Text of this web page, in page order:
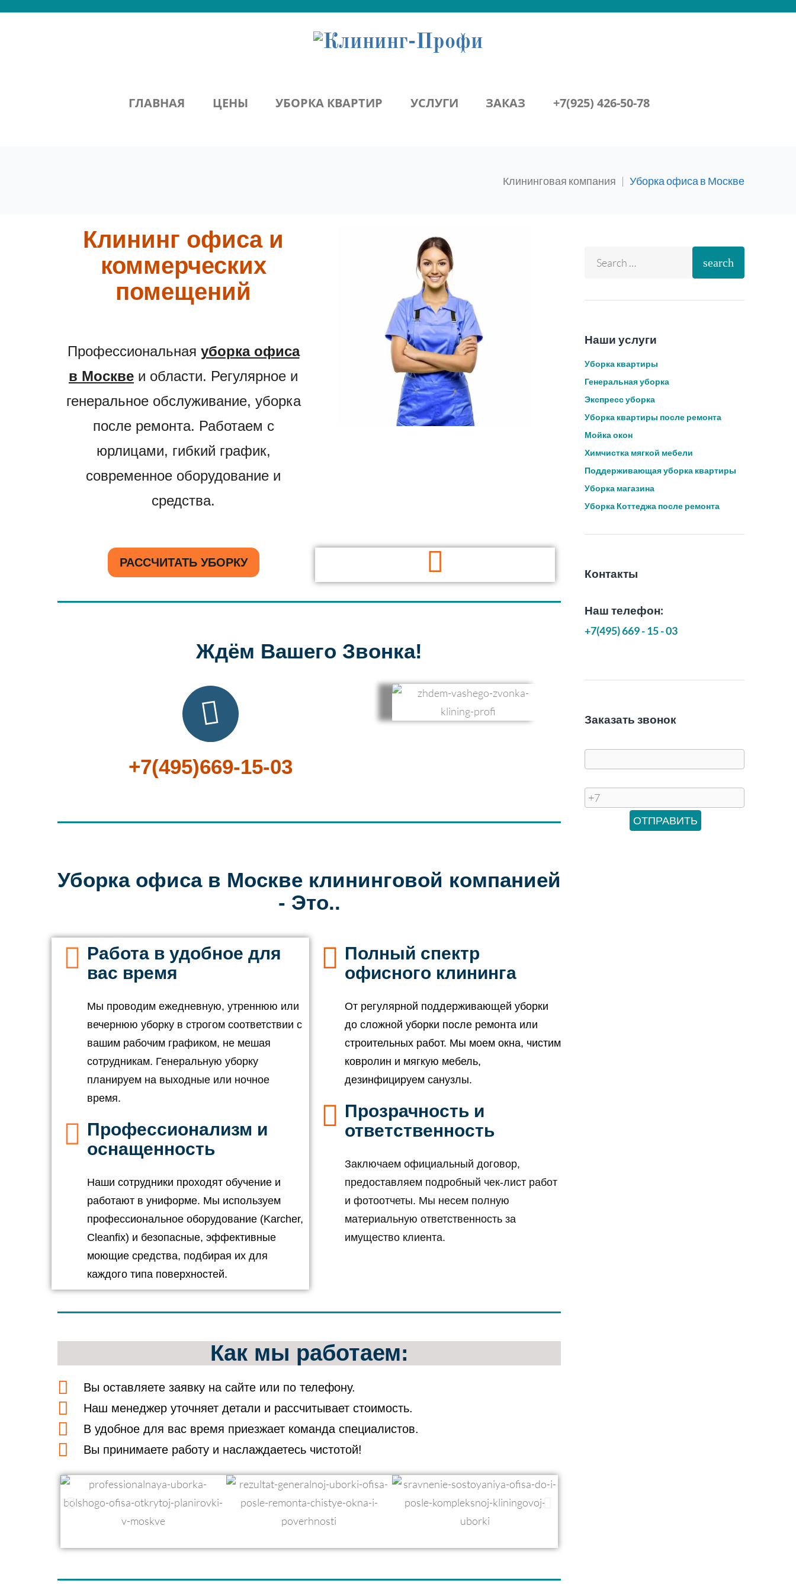
ГЛАВНАЯ ЦЕНЫ УБОРКА КВАРТИР УСЛУГИ ЗАКАЗ +7(925) 426-50-78
Клининговая компания | Уборка офиса в Москве
Клининг офиса и
коммерческих
помещений
Профессиональная уборка офиса
в Москве и области. Регулярное и
генеральное обслуживание, уборка
после ремонта. Работаем с
юрлицами, гибкий график,
современное оборудование и
средства.
РАССЧИТАТЬ УБОРКУ
Ждём Вашего Звонка!
+7(495)669-15-03
Уборка офиса в Москве клининговой компанией
- Это..
Работа в удобное для
вас время
Мы проводим ежедневную, утреннюю или
вечернюю уборку в строгом соответствии с
вашим рабочим графиком, не мешая
сотрудникам. Генеральную уборку
планируем на выходные или ночное
время.
Профессионализм и
оснащенность
Наши сотрудники проходят обучение и
работают в униформе. Мы используем
профессиональное оборудование (Karcher,
Cleanfix) и безопасные, эффективные
моющие средства, подбирая их для
каждого типа поверхностей.
Полный спектр
офисного клининга
От регулярной поддерживающей уборки
до сложной уборки после ремонта или
строительных работ. Мы моем окна, чистим
ковролин и мягкую мебель,
дезинфицируем санузлы.
Прозрачность и
ответственность
Заключаем официальный договор,
предоставляем подробный чек-лист работ
и фотоотчеты. Мы несем полную
материальную ответственность за
имущество клиента.
Как мы работаем:
Вы оставляете заявку на сайте или по телефону.
Наш менеджер уточняет детали и рассчитывает стоимость.
В удобное для вас время приезжает команда специалистов.
Вы принимаете работу и наслаждаетесь чистотой!
search
Наши услуги
Уборка квартиры
Генеральная уборка
Экспресс уборка
Уборка квартиры после ремонта
Мойка окон
Химчистка мягкой мебели
Поддерживающая уборка квартиры
Уборка магазина
Уборка Коттеджа после ремонта
Контакты
Наш телефон:
+7(495) 669 - 15 - 03
Заказать звонок